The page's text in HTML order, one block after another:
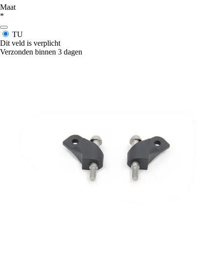
Maat
*
TU
Dit veld is verplicht
Verzonden binnen 3 dagen